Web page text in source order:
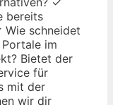
bereits
schneidet
im
Bietet der
für
mit der
wir dir